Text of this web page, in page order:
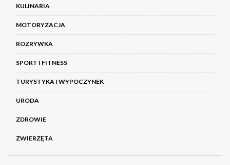
KULINARIA
MOTORYZACJA
ROZRYWKA
SPORT I FITNESS
TURYSTYKA I WYPOCZYNEK
URODA
ZDROWIE
ZWIERZĘTA